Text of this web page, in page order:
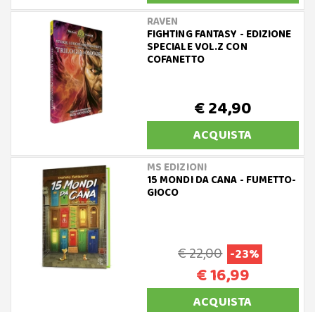
RAVEN
FIGHTING FANTASY - EDIZIONE
SPECIALE VOL.Z CON
COFANETTO
€ 24,90
ACQUISTA
MS EDIZIONI
15 MONDI DA CANA - FUMETTO-
GIOCO
€ 22,00 -23%
€ 16,99
ACQUISTA